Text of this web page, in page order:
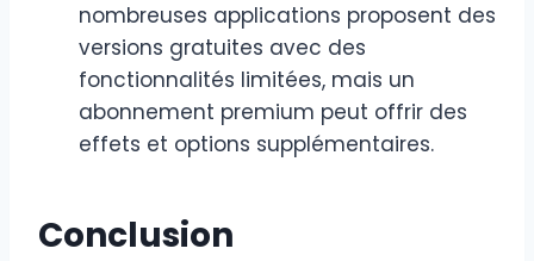
nombreuses applications proposent des
versions gratuites avec des
fonctionnalités limitées, mais un
abonnement premium peut offrir des
effets et options supplémentaires.
Conclusion